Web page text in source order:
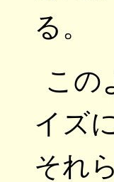
る。
この
イズ
それ